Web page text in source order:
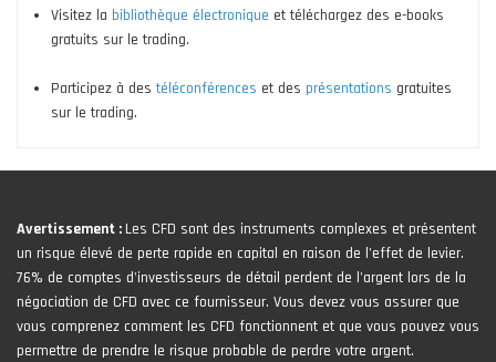
Visitez la bibliothèque électronique et téléchargez des e-books
gratuits sur le trading.
Participez à destéléconférences et des présentations gratuites
sur le trading.
Avertissement : Les CFD sont des instruments complexes et présentent
un risque élevé de perte rapide en capital en raison de l'effet de levier.
76% de comptes d'investisseurs de détail perdent de l'argent lors de la
négociation de CFD avec ce fournisseur. Vous devez vous assurer que
vous comprenez comment les CFD fonctionnent et que vous pouvez vous
permettre de prendre le risque probable de perdre votre argent.